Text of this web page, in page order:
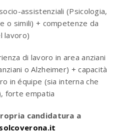
assistenziali (Psicologia,
o simili) + competenze da
lavoro)
di lavoro in area anziani
o Alzheimer) + capacità
in équipe (sia interna che
forte empatia
candidatura a